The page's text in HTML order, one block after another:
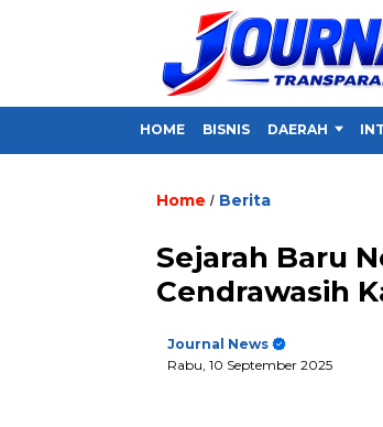
HOME BISNIS DAERAH
Home / Berita
Sejarah Baru
Cendrawasih
Journal News
Rabu, 10 September 2025